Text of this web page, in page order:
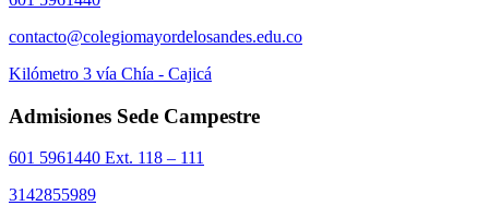
contacto@colegiomayordelosandes.edu.co
Kilómetro 3 vía Chía - Cajicá
Admisiones Sede Campestre
601 5961440 Ext. 118 – 111
3142855989